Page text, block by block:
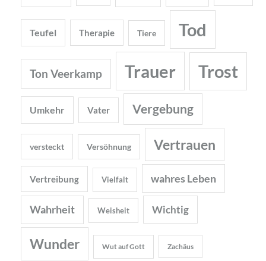
Teufel Therapie Tiere Tod
Ton Veerkamp Trauer Trost
Umkehr Vater Vergebung
versteckt Versöhnung Vertrauen
Vertreibung Vielfalt wahres Leben
Wahrheit Weisheit Wichtig
Wunder Wut auf Gott Zachäus